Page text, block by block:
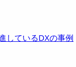
しているDXの事例